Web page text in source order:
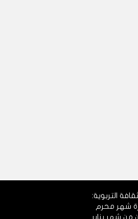
التربوية:
شهر محرم
من شهر يناير